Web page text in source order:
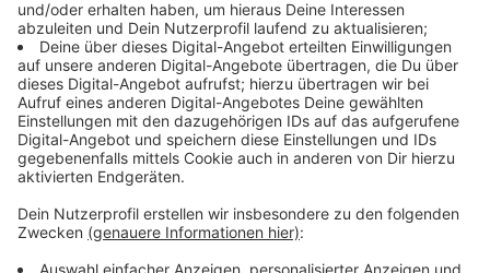
Landesstraße 403 kreuzt. Dort müssen unter anderem
Haltebuchten, Entwässerungskanäle und
Verkehrsbeeinflussungsanlagen gebaut werden.
Anzeige